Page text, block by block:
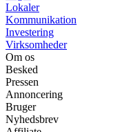
Lokaler
Kommunikation
Investering
Virksomheder
Om os
Besked
Pressen
Annoncering
Bruger
Nyhedsbrev